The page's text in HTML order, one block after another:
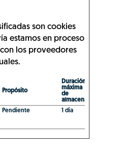
son cookies
estamos en proceso
los proveedores
Propósito
Duración
máxima
de
almacenamiento
Pendiente 1 día